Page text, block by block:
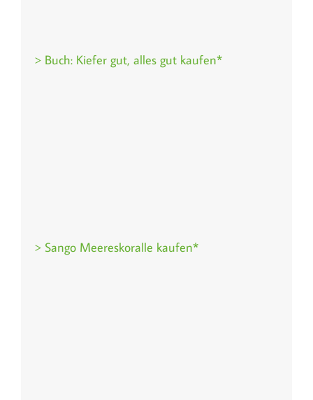
> Buch: Kiefer gut, alles gut kaufen*
> Sango Meereskoralle kaufen*